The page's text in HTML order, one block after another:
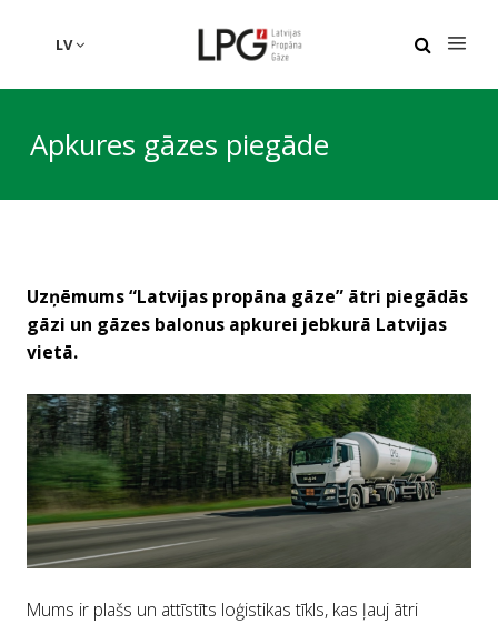
LV
Apkures gāzes piegāde
Uzņēmums “Latvijas propāna gāze” ātri piegādās
gāzi un gāzes balonus apkurei jebkurā Latvijas
vietā.
Mums ir plašs un attīstīts loģistikas tīkls, kas ļauj ātri